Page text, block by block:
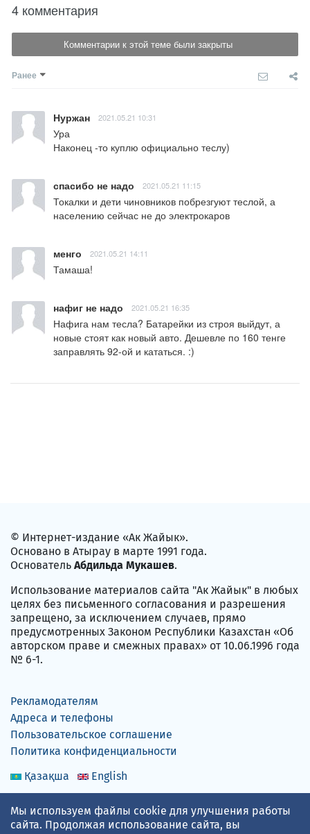
4 комментария
Комментарии к этой теме были закрыты
Ранее
Нуржан 2021.05.21 10:31
Ура
Наконец -то куплю официально теслу)
спасибо не надо 2021.05.21 11:15
Токалки и дети чиновников побрезгуют теслой, а
населению сейчас не до электрокаров
менго 2021.05.21 14:11
Тамаша!
нафиг не надо 2021.05.21 16:35
Нафига нам тесла? Батарейки из строя выйдут, а
новые стоят как новый авто. Дешевле по 160 тенге
заправлять 92-ой и кататься. :)
© Интернет-издание «Ак Жайык».
Основано в Атырау в марте 1991 года.
Основатель Абдильда Мукашев.
Использование материалов сайта "Ак Жайык" в любых
целях без письменного согласования и разрешения
запрещено, за исключением случаев, прямо
предусмотренных Законом Республики Казахстан «Об
авторском праве и смежных правах» от 10.06.1996 года
№ 6-1.
Рекламодателям
Адреса и телефоны
Пользовательское соглашение
Политика конфиденциальности
Қазақша
English
Мы используем файлы cookie для улучшения работы
сайта. Продолжая использование сайта, вы